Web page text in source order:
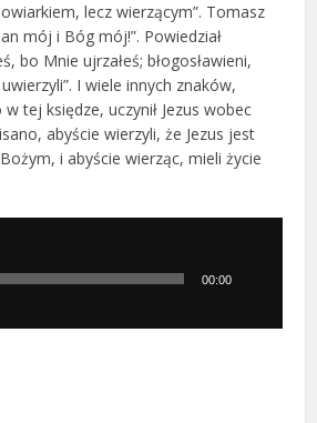
lecz wierzącym”. Tomasz
mój i Bóg mój!”. Powiedział
bo Mnie ujrzałeś; błogosławieni,
I wiele innych znaków,
tej księdze, uczynił Jezus wobec
abyście wierzyli, że Jezus jest
i abyście wierząc, mieli życie
00:00